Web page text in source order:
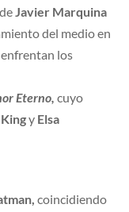
Javier Marquina
del medio en
enfrentan los
Eterno, cuyo
y Elsa
coincidiendo